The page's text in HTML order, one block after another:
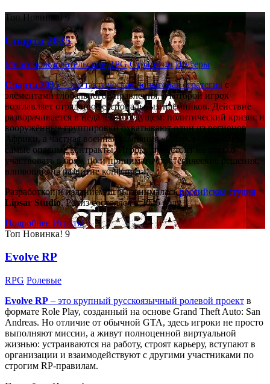
Топ Новинка! 9
Спарта 2035
Многопользовательские RPG Стратегии Шутеры
Спарта 2035– это тактическаяпошаговая стратегияс
элементами глобального управления, в которой игрок
возглавляет отряд профессиональных наёмников. Действие
разворачивается в недалёком будущем: политический кризис и
вооружённые группировки охватывают один из регионов
Африки, а частная военная компания «Спарта» берётся за
самые опасные контракты. Игроку предстоит не только
участвовать в боях, но и принимать стратегические решения,
влияющие на развитие конфликта.
Разработкой и изданием игры занималасьроссийская студия
Lipsar Studio. Релиз состоялся в 2025 году.
Подробнее Играть!
Топ Новинка! 9
Evolve RP
RPG Ролевые
Evolve RP – это крупный русскоязычный ролевой проект в
формате Role Play, созданный на основе Grand Theft Auto: San
Andreas. Но отличие от обычной GTA, здесь игроки не просто
выполняют миссии, а живут полноценной виртуальной
жизнью: устраиваются на работу, строят карьеру, вступают в
организации и взаимодействуют с другими участниками по
строгим RP-правилам.